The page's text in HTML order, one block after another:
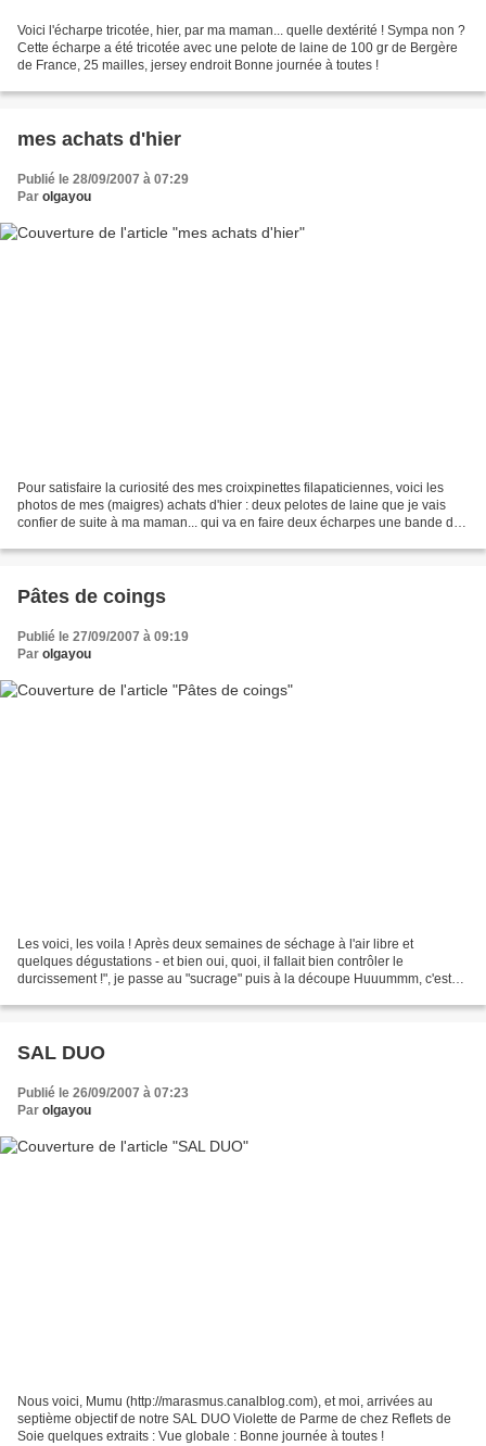
Voici l'écharpe tricotée, hier, par ma maman... quelle dextérité ! Sympa non ?
Cette écharpe a été tricotée avec une pelote de laine de 100 gr de Bergère
de France, 25 mailles, jersey endroit Bonne journée à toutes !
mes achats d'hier
Publié le 28/09/2007 à 07:29
Par olgayou
Pour satisfaire la curiosité des mes croixpinettes filapaticiennes, voici les
photos de mes (maigres) achats d'hier : deux pelotes de laine que je vais
confier de suite à ma maman... qui va en faire deux écharpes une bande de
Pâtes de coings
Publié le 27/09/2007 à 09:19
Par olgayou
Les voici, les voila ! Après deux semaines de séchage à l'air libre et
quelques dégustations - et bien oui, quoi, il fallait bien contrôler le
durcissement !", je passe au "sucrage" puis à la découpe Huuummm, c'est
SAL DUO
Publié le 26/09/2007 à 07:23
Par olgayou
Nous voici, Mumu (http://marasmus.canalblog.com), et moi, arrivées au
septième objectif de notre SAL DUO Violette de Parme de chez Reflets de
Soie quelques extraits : Vue globale : Bonne journée à toutes !